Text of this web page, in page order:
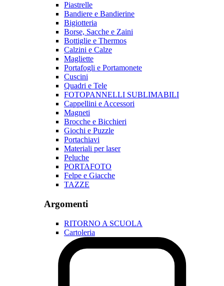
Piastrelle
Bandiere e Bandierine
Bigiotteria
Borse, Sacche e Zaini
Bottiglie e Thermos
Calzini e Calze
Magliette
Portafogli e Portamonete
Cuscini
Quadri e Tele
FOTOPANNELLI SUBLIMABILI
Cappellini e Accessori
Magneti
Brocche e Bicchieri
Giochi e Puzzle
Portachiavi
Materiali per laser
Peluche
PORTAFOTO
Felpe e Giacche
TAZZE
Argomenti
RITORNO A SCUOLA
Cartoleria